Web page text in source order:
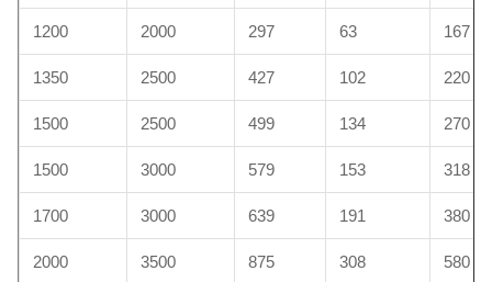
1200 2000 297 63 167
1350 2500 427 102 220
1500 2500 499 134 270
1500 3000 579 153 318
1700 3000 639 191 380
2000 3500 875 308 580